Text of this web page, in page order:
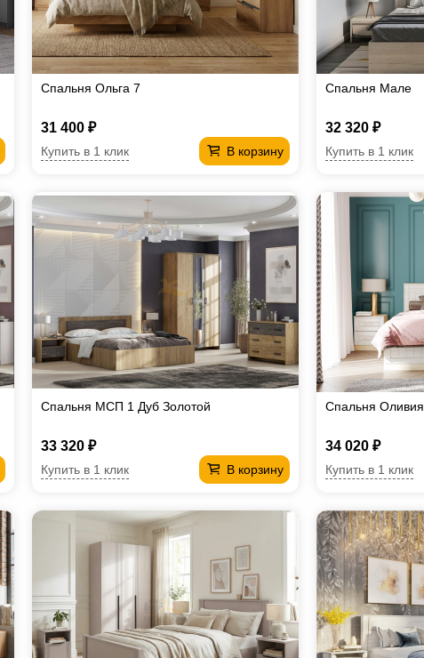
Спальня Ольга 7
31 400 ₽
В корзину
Купить в 1 клик
Спальня Мале
32 320 ₽
Купить в 1 клик
Спальня МСП 1 Дуб Золотой
33 320 ₽
В корзину
Купить в 1 клик
Спальня Оливия
34 020 ₽
Купить в 1 клик